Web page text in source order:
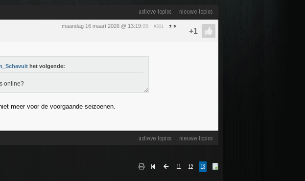
actieve topics nieuwe topics
maandag 16 maart 2026 @ 13:19:05 #301
het volgende:
online?
meer voor de voorgaande seizoenen.
actieve topics nieuwe topics
11 12 13